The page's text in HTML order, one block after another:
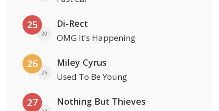
25
20
Di-Rect
OMG It's Happening
26
26
Miley Cyrus
Used To Be Young
27 Nothing But Thieves